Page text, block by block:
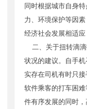
同时根据城市自身
力、环境保护等因
经济社会发展相适应
二、关于扭转滴
状况的建议。自手
实存在司机有时只
软件乘客的打车困
件有序发展的同时